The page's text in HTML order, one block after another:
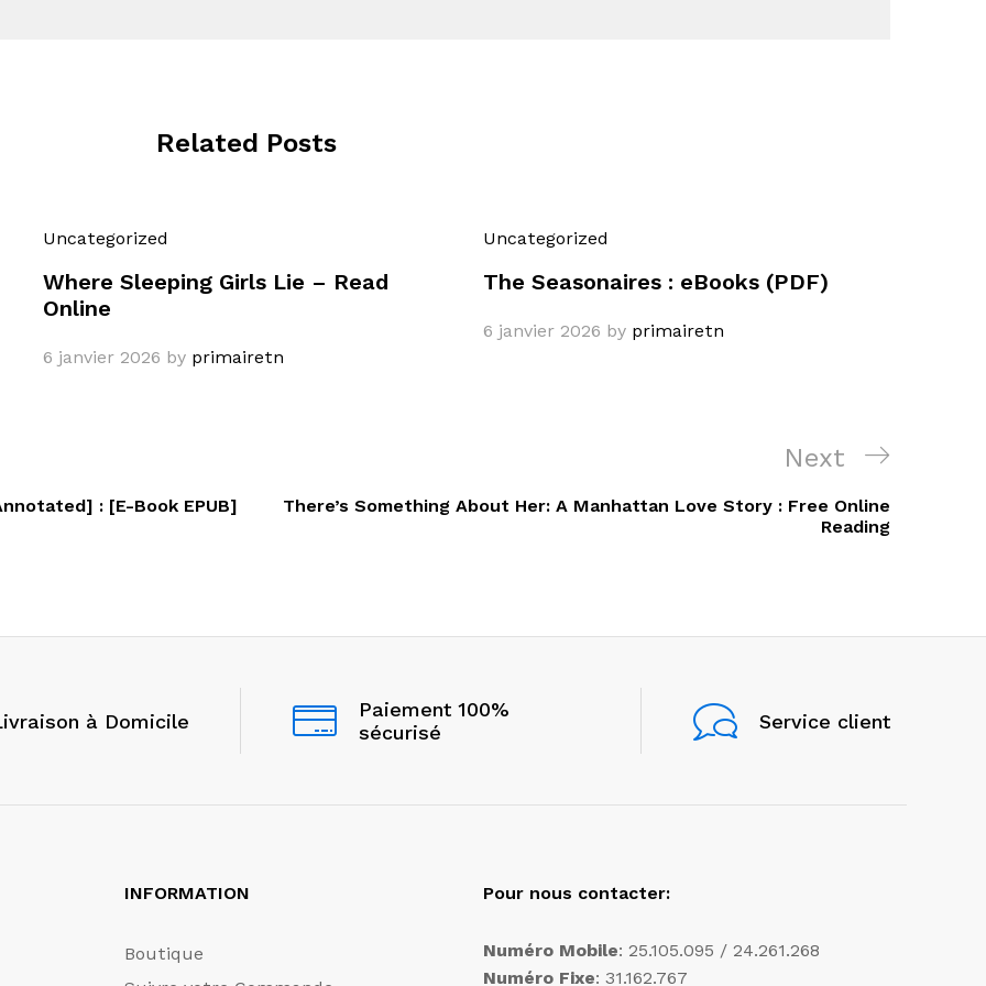
Related Posts
Uncategorized
Where Sleeping Girls Lie – Read
Online
6 janvier 2026 by primairetn
Uncategorized
The Seasonaires : eBooks (PDF)
6 janvier 2026 by primairetn
: [E-Book EPUB]
Next
Post
Next
There’s Something About Her: A Manhattan Love Story : Free Online
Reading
à Domicile
Paiement 100%
sécurisé
Service client
INFORMATION
Boutique
Pour nous contacter:
Numéro Mobile: 25.105.095 / 24.261.268
Numéro Fixe: 31.162.767